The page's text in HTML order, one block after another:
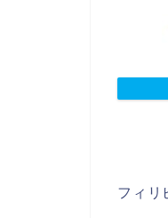
フィリ